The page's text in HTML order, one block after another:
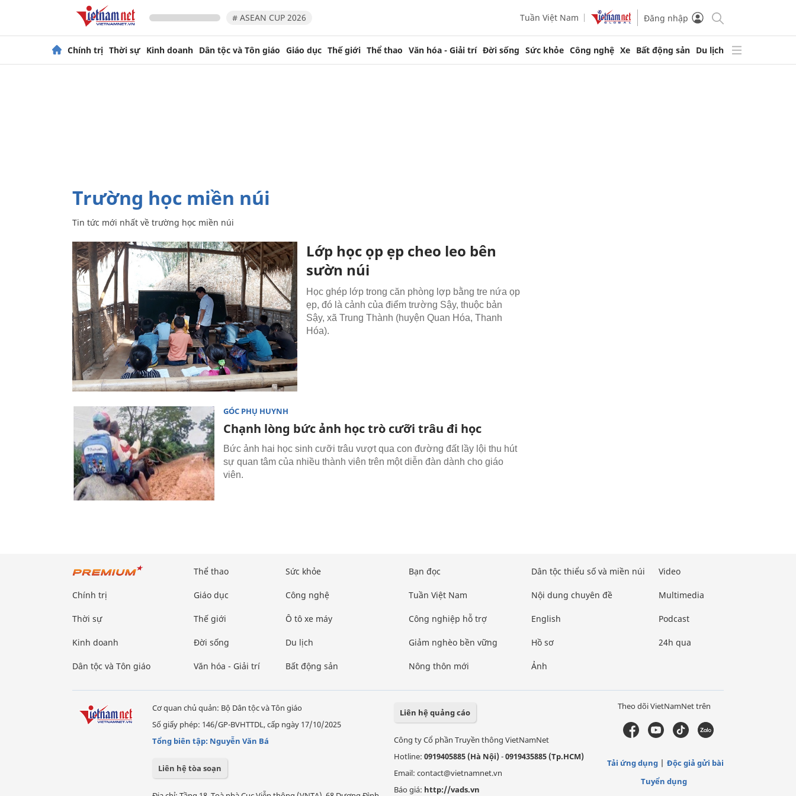
# ASEAN CUP 2026 Tuần Việt Nam Đăng nhập
Chính trị Thời sự Kinh doanh Dân tộc và Tôn giáo Giáo dục Thế giới Thể thao Văn hóa - Giải trí Đời sống Sức khỏe Công nghệ Xe Bất động sản Du lịch
trường học miền núi
Tin tức mới nhất về trường học miền núi
Lớp học ọp ẹp cheo leo bên
sườn núi
Học ghép lớp trong căn phòng lợp bằng tre nứa ọp
ẹp, đó là cảnh của điểm trường Sậy, thuộc bản
Sậy, xã Trung Thành (huyện Quan Hóa, Thanh
Hóa).
GÓC PHỤ HUYNH
Chạnh lòng bức ảnh học trò cưỡi trâu đi học
Bức ảnh hai học sinh cưỡi trâu vượt qua con đường đất lầy lội thu hút
sự quan tâm của nhiều thành viên trên một diễn đàn dành cho giáo
viên.
Chính trị
Thời sự
Kinh doanh
Dân tộc và Tôn giáo
Thể thao
Giáo dục
Thế giới
Đời sống
Văn hóa - Giải trí
Sức khỏe
Công nghệ
Ô tô xe máy
Du lịch
Bất động sản
Bạn đọc
Tuần Việt Nam
Công nghiệp hỗ trợ
Giảm nghèo bền vững
Nông thôn mới
Dân tộc thiểu số và miền núi
Nội dung chuyên đề
English
Hồ sơ
Ảnh
Video
Multimedia
Podcast
24h qua
Cơ quan chủ quản: Bộ Dân tộc và Tôn giáo
Số giấy phép: 146/GP-BVHTTDL, cấp ngày 17/10/2025
Tổng biên tập: Nguyễn Văn Bá
Liên hệ tòa soạn
Liên hệ quảng cáo
Công ty Cổ phần Truyền thông VietNamNet
Hotline: 0919405885 (Hà Nội)-0919435885 (Tp.HCM)
Email: contact@vietnamnet.vn
Báo giá: http://vads.vn
Theo dõi VietNamNet trên
Tải ứng dụng
Độc giả gửi bài
Tuyển dụng